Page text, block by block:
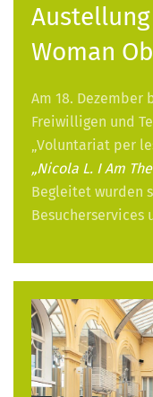
Woman
Am 18. Dezember
Freiwilligen und
„Voluntariat per
„Nicola L. I Am
Begleitet wurden
Besucherservices